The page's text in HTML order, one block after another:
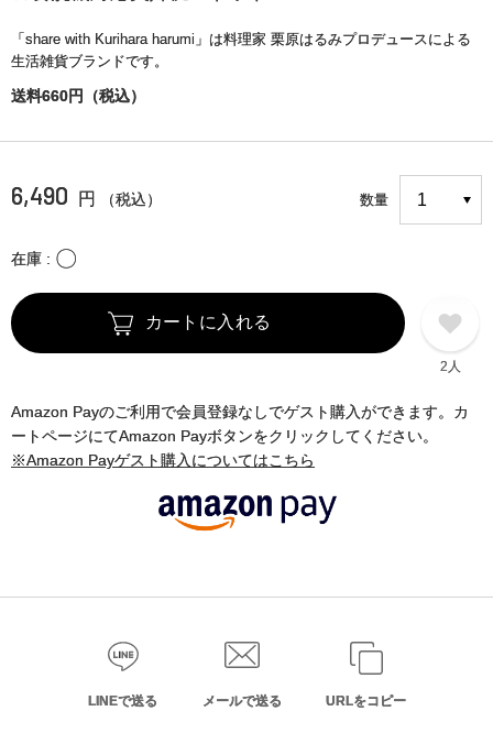
「share with Kurihara harumi」は料理家 栗原はるみプロデュースによる
生活雑貨ブランドです。
送料660円（税込）
6,490 円 （税込） 数量
在庫 〇
カートに入れる
2人
Amazon Payのご利用で会員登録なしでゲスト購入ができます。カ
ートページにてAmazon Payボタンをクリックしてください。
※Amazon Payゲスト購入についてはこちら
LINEで送る メールで送る URLをコピー